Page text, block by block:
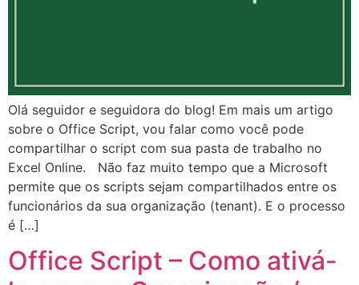
Olá seguidor e seguidora do blog! Em mais um artigo
sobre o Office Script, vou falar como você pode
compartilhar o script com sua pasta de trabalho no
Excel Online. Não faz muito tempo que a Microsoft
permite que os scripts sejam compartilhados entre os
funcionários da sua organização (tenant). E o processo
é […]
Office Script – Como ativá-